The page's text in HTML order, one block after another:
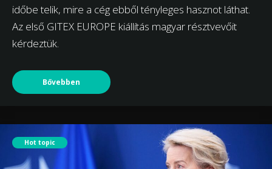
időbe telik, mire a cég ebből tényleges hasznot láthat.
Az első GITEX EUROPE kiállítás magyar résztvevőit
kérdeztük.
Bővebben
Hot topic